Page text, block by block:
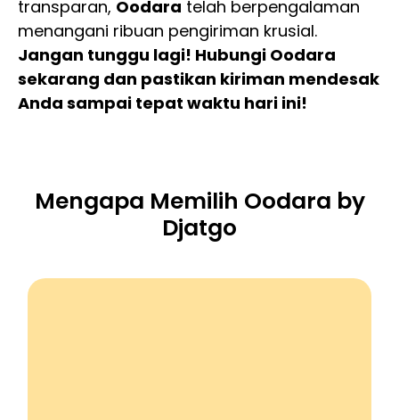
transparan, Oodara telah berpengalaman
menangani ribuan pengiriman krusial.
Jangan tunggu lagi! Hubungi Oodara
sekarang dan pastikan kiriman mendesak
Anda sampai tepat waktu hari ini!
Mengapa Memilih Oodara by
Djatgo